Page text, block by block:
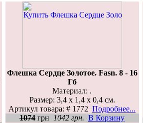
Флешка Сердце Золотое. Fasn. 8 - 16
Гб
Материал: .
Размер: 3,4 х 1,4 х 0,4 см.
Артикул товара: # 1772 Подробнее...
1074 грн 1042 грн. В Корзину